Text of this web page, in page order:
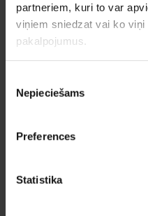
partneriem, kuri to var
viņiem sniedzat vai ko
pakalpojumus.
izvēle
Nepieciešams
Preferences
Statistika